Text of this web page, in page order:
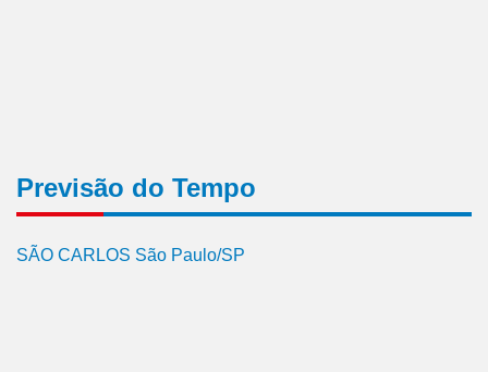
Previsão do Tempo
SÃO CARLOS São Paulo/SP